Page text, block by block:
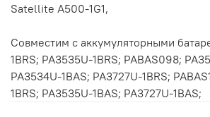
Satellite A500-1G1,
Совместим с аккумуляторными
1BRS; PA3535U-1BRS; PABAS098;
PA3534U-1BAS; PA3727U-1BRS;
1BRS; PA3535U-1BAS; PA3727U-1BAS;